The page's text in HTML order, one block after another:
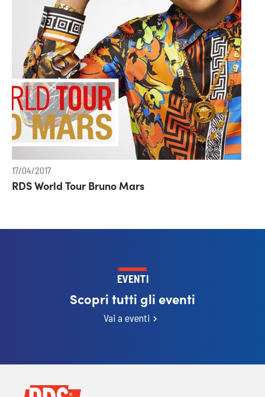
17/04/2017
RDS World Tour Bruno Mars
EVENTI
Scopri tutti gli eventi
Vai a eventi